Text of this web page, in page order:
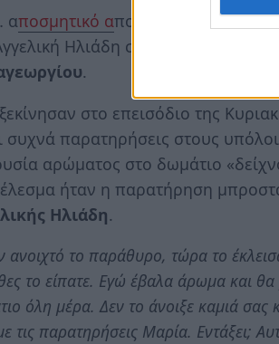
αποσμητικό αποτέλεσε την
Ηλιάδη στη Φάρμα και
.
στο επεισόδιο της
συχνά παρατηρήσεις στους
αρώματος στο δωμάτιο
ήταν η παρατήρηση
Ηλιάδη.
ανοιχτό το παράθυρο, τώρα το
το είπατε. Εγώ έβαλα άρωμα και
όλη μέρα. Δεν το άνοιξε καμιά
τις παρατηρήσεις Μαρία. Εντάξει;